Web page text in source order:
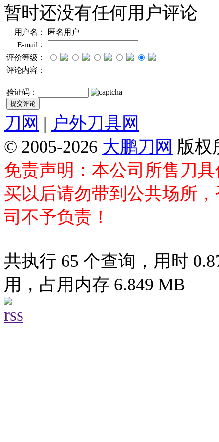
暂时还没有任何用户评论
用户名：
匿名用户
E-mail：
评价等级：
评论内容：
验证码：
刀网 | 户外刀具网
© 2005-2026 大鹏刀网 版权
免责声明：本公司所售刀
买以后请勿带到公共场所
司不予负责！
共执行 65 个查询，用时
用，占用内存 6.849 MB